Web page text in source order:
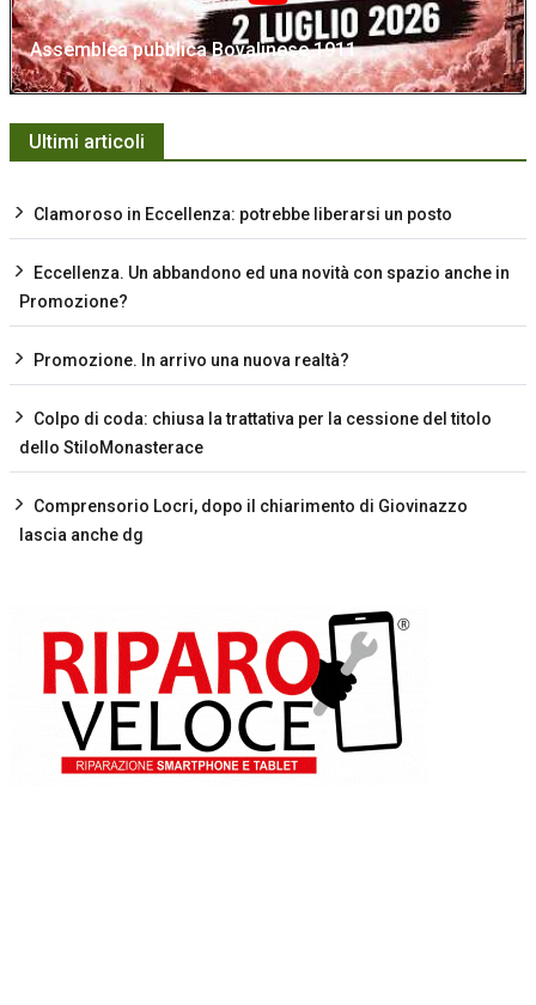
Assemblea pubblica Bovalinese 1911
Ultimi articoli
Clamoroso in Eccellenza: potrebbe liberarsi un posto
Eccellenza. Un abbandono ed una novità con spazio anche in
Promozione?
Promozione. In arrivo una nuova realtà?
Colpo di coda: chiusa la trattativa per la cessione del titolo
dello StiloMonasterace
Comprensorio Locri, dopo il chiarimento di Giovinazzo
lascia anche dg